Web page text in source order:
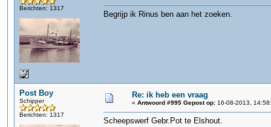
Berichten: 1317
Begrijp ik Rinus ben aan het zoeken.
Post Boy
Schipper
Berichten: 1317
Re: ik heb een vraag
« Antwoord #995 Gepost op: 16-08-2013,
Scheepswerf Gebr.Pot te Elshout.